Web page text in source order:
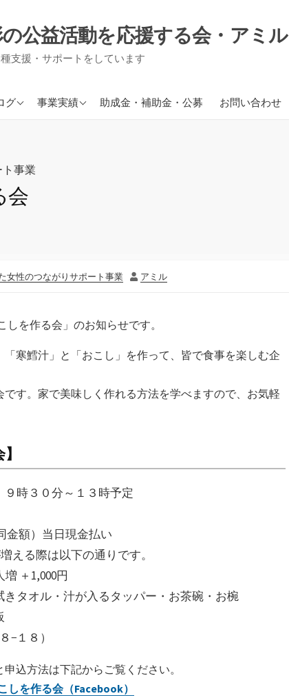
公益活動を応援する会・アミル
支援・サポートをしています
グ
援事業
信
事業実績
現在進行中の事業助成金・補助金・公募 お問い合わせ
事業
会
女性のつながりサポート事業
作
アミル
しを作る会」のお知らせです。
寒鱈汁」と「おこし」を作って、皆で食事を楽しむ企
す。家で美味しく作れる方法を学べますので、お気軽
９時３０分～１３時予定
金額）当日現金払い
える際は以下の通りです。
＋1,000円
きタオル・汁が入るタッパー・お茶碗・お椀
−１８）
込方法は下記からご覧ください。
を作る会（Facebook）